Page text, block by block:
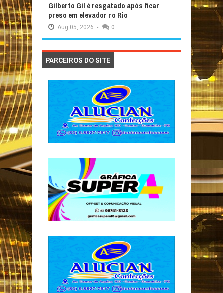
Gilberto Gil é resgatado após ficar
preso em elevador no Rio
Aug 05, 2026 - 0
PARCEIROS DO SITE